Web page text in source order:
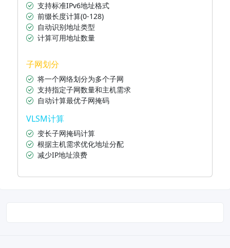
支持标准IPv6地址格式
前缀长度计算(0-128)
自动识别地址类型
计算可用地址数量
子网划分
将一个网络划分为多个子网
支持指定子网数量和主机需求
自动计算最优子网掩码
VLSM计算
变长子网掩码计算
根据主机需求优化地址分配
减少IP地址浪费